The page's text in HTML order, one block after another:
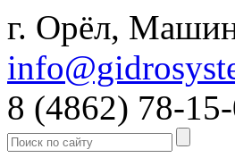
г. Орёл,
8 (4862) 78-